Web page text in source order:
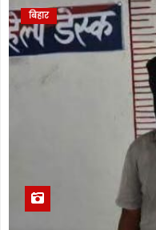
बिहार